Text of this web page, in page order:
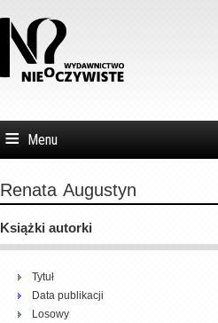
Menu
Renata Augustyn
Książki autorki
Tytuł
Data publikacji
Losowy